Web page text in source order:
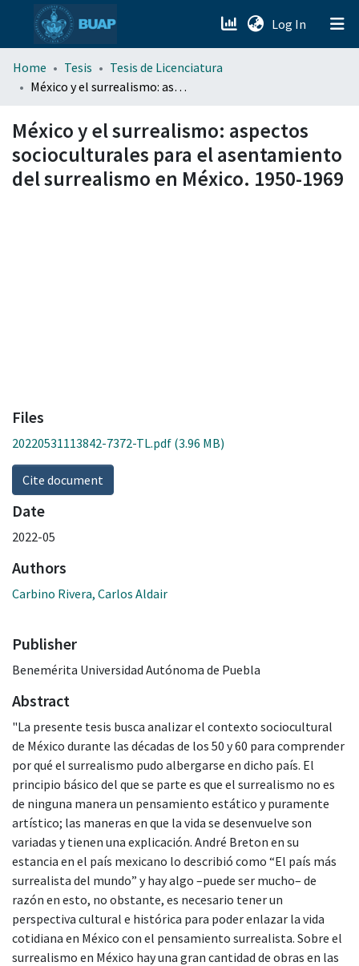
Log In (current)
menu.section.about_menu
Home Tesis
Tesis de Licenciatura
México y el surrealismo: aspectos socioculturales para el asentamiento del surrealismo en México. 1950-1969
México y el surrealismo: aspectos
socioculturales para el asentamiento
del surrealismo en México. 1950-1969
Files
20220531113842-7372-TL.pdf (3.96 MB)
Cite document
Date
2022-05
Authors
Carbino Rivera, Carlos Aldair
Publisher
Benemérita Universidad Autónoma de Puebla
Abstract
"La presente tesis busca analizar el contexto sociocultural
de México durante las décadas de los 50 y 60 para comprender
por qué el surrealismo pudo albergarse en dicho país. El
principio básico del que se parte es que el surrealismo no es
de ninguna manera un pensamiento estático y puramente
artístico; las maneras en que la vida se desenvuelve son
variadas y tienen una explicación. André Breton en su
estancia en el país mexicano lo describió como “El país más
surrealista del mundo” y hay algo –puede ser mucho– de
razón en esto, no obstante, es necesario tener un
perspectiva cultural e histórica para poder enlazar la vida
cotidiana en México con el pensamiento surrealista. Sobre el
surrealismo en México hay una gran cantidad de obras en las